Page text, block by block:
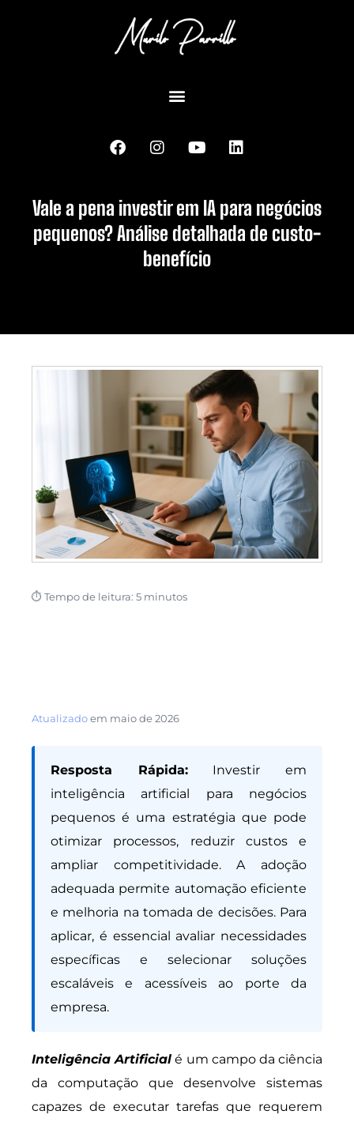
Vale a pena investir em IA para negócios
pequenos? Análise detalhada de custo-
benefício
⏱ Tempo de leitura: 5 minutos
Atualizadoem maio de 2026
Resposta Rápida:Investir em
inteligência artificial para negócios
pequenos é uma estratégia que pode
otimizar processos, reduzir custos e
ampliar competitividade. A adoção
adequada permite automação eficiente
e melhoria na tomada de decisões. Para
aplicar, é essencial avaliar necessidades
específicas e selecionar soluções
escaláveis e acessíveis ao porte da
empresa.
Inteligência Artificial é um campo da ciência
da computação que desenvolve sistemas
capazes de executar tarefas que requerem